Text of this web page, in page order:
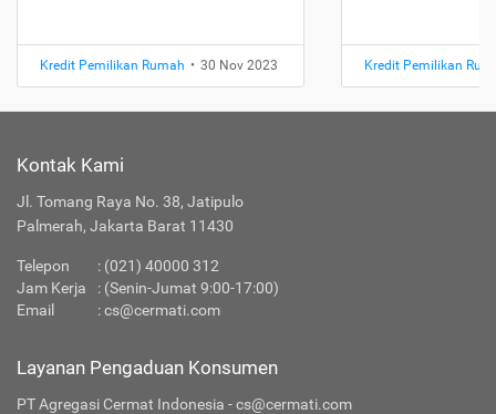
Kredit Pemilikan Rumah • 30 Nov 2023 Kredit Pemilikan
Kontak Kami
Jl. Tomang Raya No. 38, Jatipulo
Palmerah, Jakarta Barat 11430
Telepon : (021) 40000 312
Jam Kerja
: (Senin-Jumat 9:00-17:00)
Email
:cs@cermati.com
Layanan Pengaduan Konsumen
PT Agregasi Cermat Indonesia - cs@cermati.com